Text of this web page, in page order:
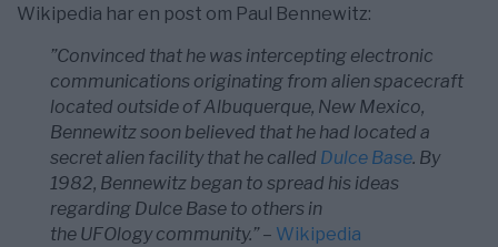
Wikipedia har en post om Paul Bennewitz:
”Convinced that he was intercepting electronic
communications originating from alien spacecraft
located outside of Albuquerque, New Mexico,
Bennewitz soon believed that he had located a
secret alien facility that he called Dulce Base. By
1982, Bennewitz began to spread his ideas
regarding Dulce Base to others in
the UFOlogy community.” – Wikipedia